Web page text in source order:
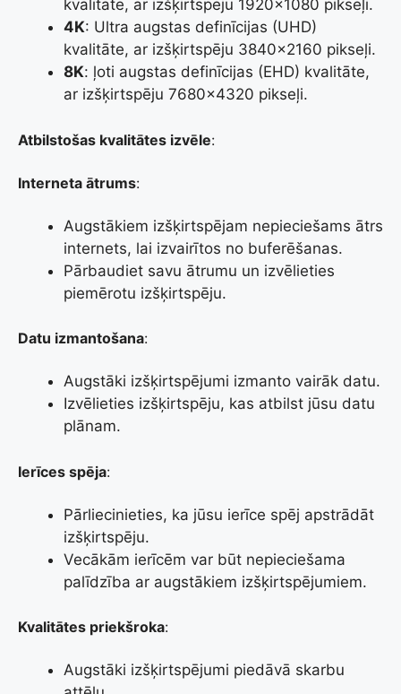
kvalitāte, ar izšķirtspēju 1920×1080 pikseļi.
4K: Ultra augstas definīcijas (UHD)
kvalitāte, ar izšķirtspēju 3840×2160 pikseļi.
8K: ļoti augstas definīcijas (EHD) kvalitāte,
ar izšķirtspēju 7680×4320 pikseļi.
Atbilstošas kvalitātes izvēle:
Interneta ātrums:
Augstākiem izšķirtspējam nepieciešams ātrs
internets, lai izvairītos no buferēšanas.
Pārbaudiet savu ātrumu un izvēlieties
piemērotu izšķirtspēju.
Datu izmantošana:
Augstāki izšķirtspējumi izmanto vairāk datu.
Izvēlieties izšķirtspēju, kas atbilst jūsu datu
plānam.
Ierīces spēja:
Pārliecinieties, ka jūsu ierīce spēj apstrādāt
izšķirtspēju.
Vecākām ierīcēm var būt nepieciešama
palīdzība ar augstākiem izšķirtspējumiem.
Kvalitātes priekšroka:
Augstāki izšķirtspējumi piedāvā skarbu